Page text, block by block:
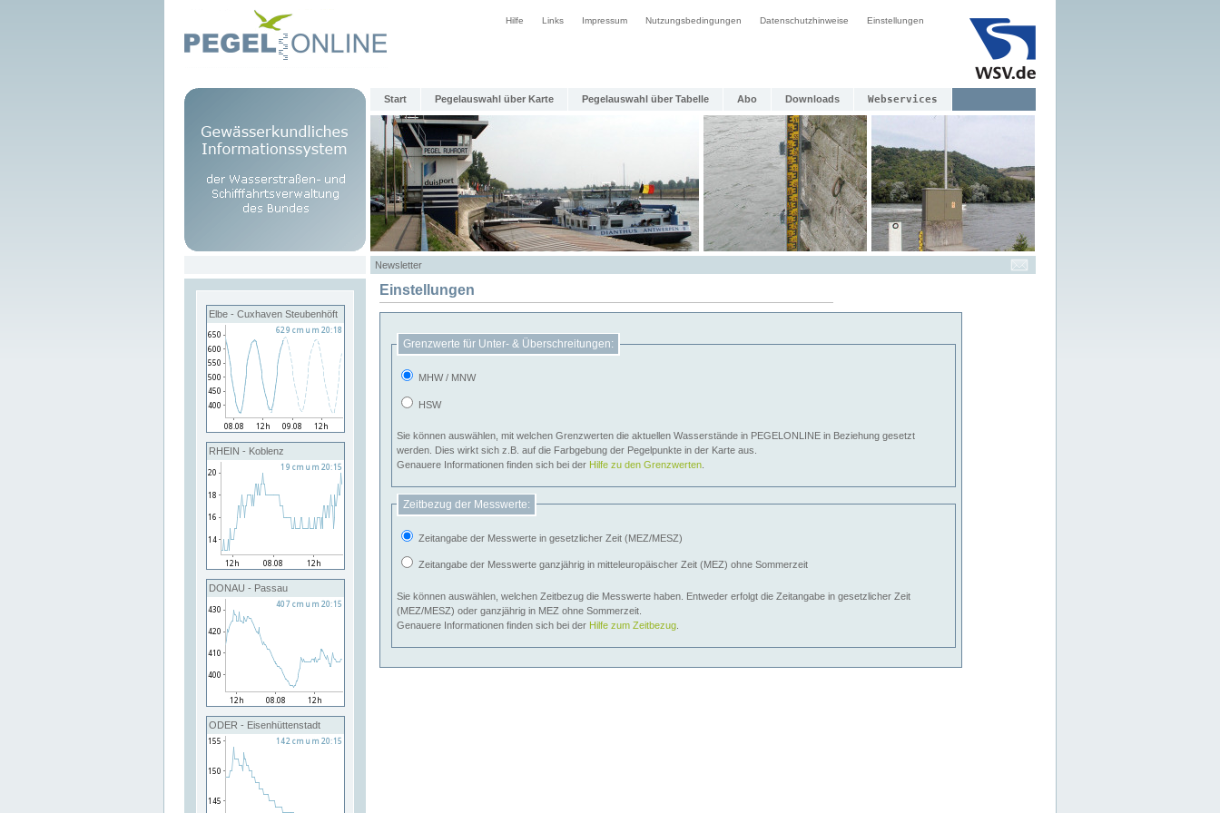
Hilfe Links Impressum Nutzungsbedingungen Datenschutzhinweise Einstellungen
Start Pegelauswahl über Karte Pegelauswahl über Tabelle Abo Downloads Webservices
Newsletter
Elbe - Cuxhaven Steubenhöft
RHEIN - Koblenz
DONAU - Passau
ODER - Eisenhüttenstadt
Einstellungen
Grenzwerte für Unter- & Überschreitungen:
MHW / MNW
HSW
Sie können auswählen, mit welchen Grenzwerten die aktuellen Wasserstände in PEGELONLINE in Beziehung gesetzt
werden. Dies wirkt sich z.B. auf die Farbgebung der Pegelpunkte in der Karte aus.
Genauere Informationen finden sich bei der Hilfe zu den Grenzwerten
Zeitbezug der Messwerte:
Zeitangabe der Messwerte in gesetzlicher Zeit (MEZ/MESZ)
Zeitangabe der Messwerte ganzjährig in mitteleuropäischer Zeit (MEZ) ohne Sommerzeit
Sie können auswählen, welchen Zeitbezug die Messwerte haben. Entweder erfolgt die Zeitangabe in gesetzlicher Zeit
(MEZ/MESZ) oder ganzjährig in MEZ ohne Sommerzeit.
Genauere Informationen finden sich bei der Hilfe zum Zeitbezug